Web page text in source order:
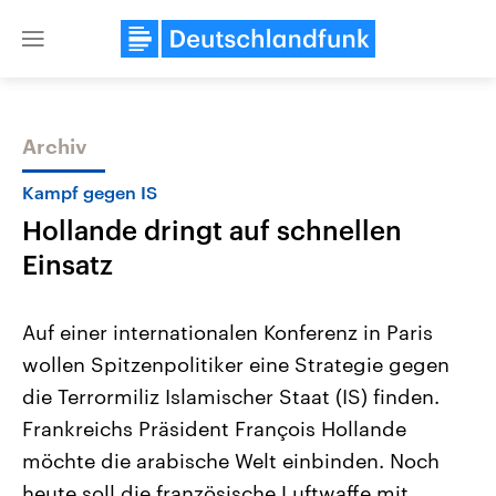
Close
Themen
Landtagswahl Sachsen-Anhalt
2026
Alle Informationen
Sachsen-Anhalt wählt am 6.
September 2026 einen neuen
Landtag. Seit 2021 wird das
Bundesland von einer Koalition aus
Aktuelle Beiträge,
Hintergründe
Wirtschaftlich und
gehören die Vereinigten
den mächtigsten Ländern
mit großem Einfluss auf
Archiv
Kampf gegen IS
Hollande dringt auf schnellen
Einsatz
Auf einer internationalen Konferenz in Paris
wollen Spitzenpolitiker eine Strategie gegen
die Terrormiliz Islamischer Staat (IS) finden.
Frankreichs Präsident François Hollande
möchte die arabische Welt einbinden. Noch